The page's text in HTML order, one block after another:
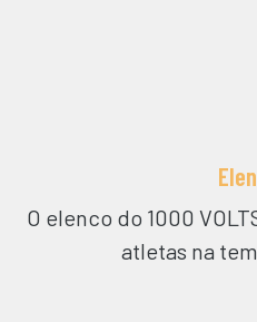
O elenco do 1000
atletas na